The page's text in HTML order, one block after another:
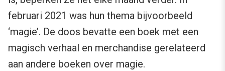
februari 2021 was hun thema bijvoorbeeld
‘magie’. De doos bevatte een boek met een
magisch verhaal en merchandise gerelateerd
aan andere boeken over magie.